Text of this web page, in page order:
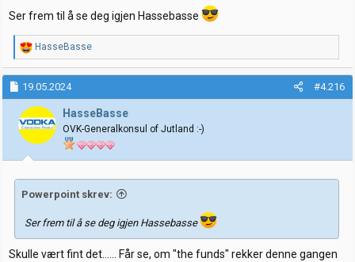
Ser frem til å se deg igjen Hassebasse
R
e
a
k
s
j
o
e
r
HasseBasse
19.05.2024 #4.216
HasseBasse
OVK-Generalkonsul of Jutland :-)
Powerpoint skrev:
Ser frem til å se deg igjen Hassebasse
Skulle vært fint det...... Får se, om "the funds" rekker denne gangen